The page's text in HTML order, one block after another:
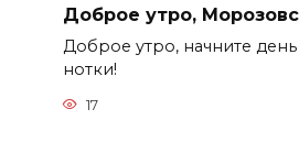
Доброе утро,
Доброе утро, начните
нотки!
17